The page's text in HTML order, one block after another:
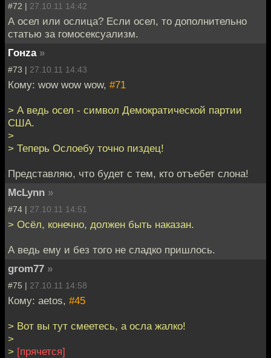
#72 | 27.10.11 14:42
А осел или ослица? Если осел, то дополнительно
статью за гомосексуализм.
Гонzа »
#73 | 27.10.11 14:43
Кому: wow wow wow, #71
> А ведь осел - символ Демократической партии
США.
>
> Теперь Ослоебу точно пиздец!
Представляю, что будет с тем, кто отъебет слона!
McLynn »
#74 | 27.10.11 14:51
> Осёл, конечно, должен быть наказан.
А ведь ему и без того не сладко пришлось.
grom77 »
#75 | 27.10.11 14:58
Кому: aetos, #45
> Вот вы тут смеетесь, а осла жалко!
>
> [прячется]